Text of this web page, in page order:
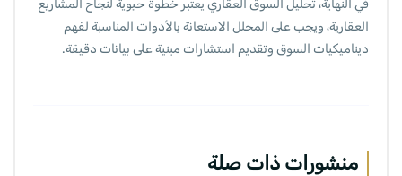
في النهاية، تحليل السوق العقاري يعتبر خطوة حيوية لنجاح المشاريع
العقارية، ويجب على المحلل الاستعانة بالأدوات المناسبة لفهم
ديناميكيات السوق وتقديم استشارات مبنية على بيانات دقيقة.
منشورات ذات صلة